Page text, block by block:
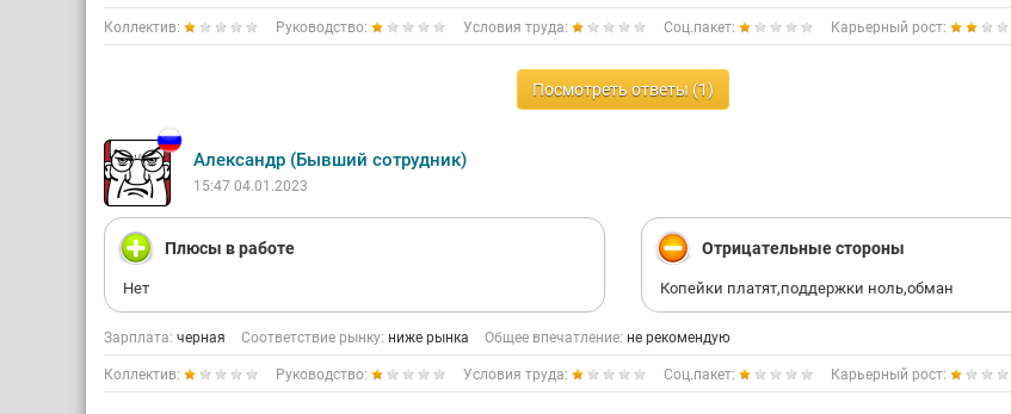
Коллектив: Руководство: Условия труда: Соц.пакет: Карьерный рост:
Посмотреть ответы (1)
Александр (Бывший сотрудник)
15:47 04.01.2023
Плюсы в работе
Нет
Отрицательные стороны
Копейки платят,поддержки ноль,обман
Зарплата: черная Соответствие рынку: ниже рынка Общее впечатление: не рекомендую
Коллектив: Руководство: Условия труда: Соц.пакет: Карьерный рост: